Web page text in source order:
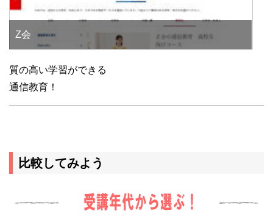
Z会
質の高い学習ができる
通信教育！
比較してみよう